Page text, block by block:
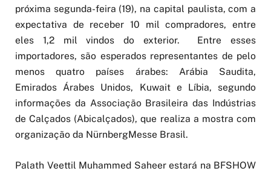
próxima segunda-feira (19), na capital paulista, com a
expectativa de receber 10 mil compradores, entre
eles 1,2 mil vindos do exterior. Entre esses
importadores, são esperados representantes de pelo
menos quatro países árabes: Arábia Saudita,
Emirados Árabes Unidos, Kuwait e Líbia, segundo
informações da Associação Brasileira das Indústrias
de Calçados (Abicalçados), que realiza a mostra com
organização da NürnbergMesse Brasil.
Palath Veettil Muhammed Saheer estará na BFSHOW